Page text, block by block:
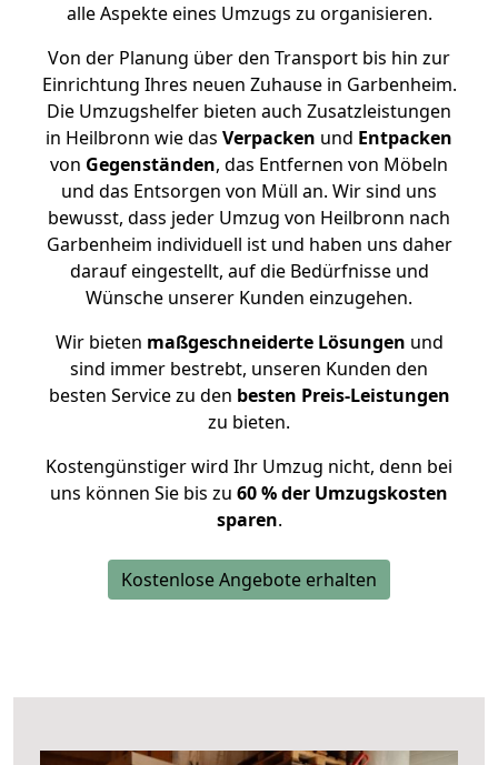
alle Aspekte eines Umzugs zu organisieren.
Von der Planung über den Transport bis hin zur
Einrichtung Ihres neuen Zuhause in Garbenheim.
Die Umzugshelfer bieten auch Zusatzleistungen
in Heilbronn wie das Verpacken und Entpacken
von Gegenständen, das Entfernen von Möbeln
und das Entsorgen von Müll an. Wir sind uns
bewusst, dass jeder Umzug von Heilbronn nach
Garbenheim individuell ist und haben uns daher
darauf eingestellt, auf die Bedürfnisse und
Wünsche unserer Kunden einzugehen.
Wir bieten maßgeschneiderte Lösungen und
sind immer bestrebt, unseren Kunden den
besten Service zu den besten Preis-Leistungen
zu bieten.
Kostengünstiger wird Ihr Umzug nicht, denn bei
uns können Sie bis zu 60 % der Umzugskosten
sparen.
Kostenlose Angebote erhalten